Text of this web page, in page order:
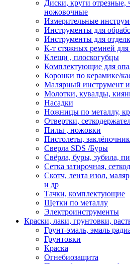
Диски, круги отрезные,
ножовочные
Измерительные
Инструменты для
Инструменты для
К-т стяжных ремней для
Клещи , плоскогубцы
Комплектующие для
Коронки по керамике/
Малярный инструмент
Молотки, кувалды,
Насадки
Ножницы по металлу,
Отвертки,
Пилы , ножовки
Пистолеты,
Сверла SDS /Буры
Свёрла, буры, зубила,
Сетка затирочная,
Скотч, лента изол,
и др
Тачки, комплектующие
Щетки по металлу
Электроинструменты
Краски, лаки, грунтовки,
Грунт-эмаль, эмаль
Грунтовки
Краска
Огнебиозащита